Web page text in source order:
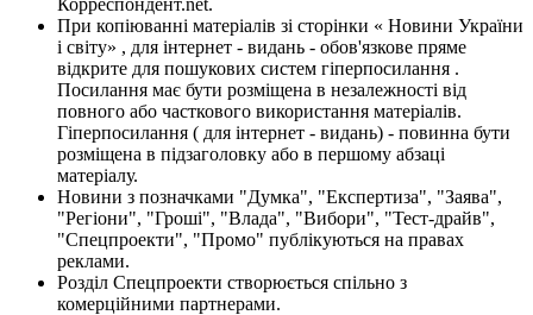
При копіюванні матеріалів зі сторінки « Новини України
і світу» , для інтернет - видань - обов'язкове пряме
відкрите для пошукових систем гіперпосилання .
Посилання має бути розміщена в незалежності від
повного або часткового використання матеріалів.
Гіперпосилання ( для інтернет - видань) - повинна бути
розміщена в підзаголовку або в першому абзаці
матеріалу.
Новини з позначками "Думка", "Експертиза", "Заява",
"Регіони", "Гроші", "Влада", "Вибори", "Тест-драйв",
"Спецпроекти", "Промо" публікуються на правах
реклами.
Розділ Спецпроекти створюється спільно з
комерційними партнерами.